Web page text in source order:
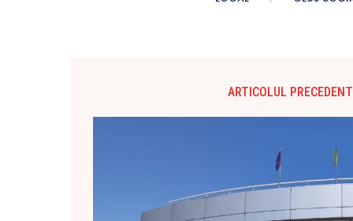
ARTICOLUL PRECEDENT